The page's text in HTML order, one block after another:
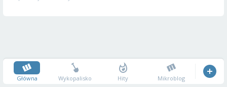
Główna Wykopalisko Hity Mikroblog